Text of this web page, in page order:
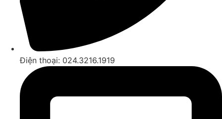
Điện thoại: 024.3216.1919